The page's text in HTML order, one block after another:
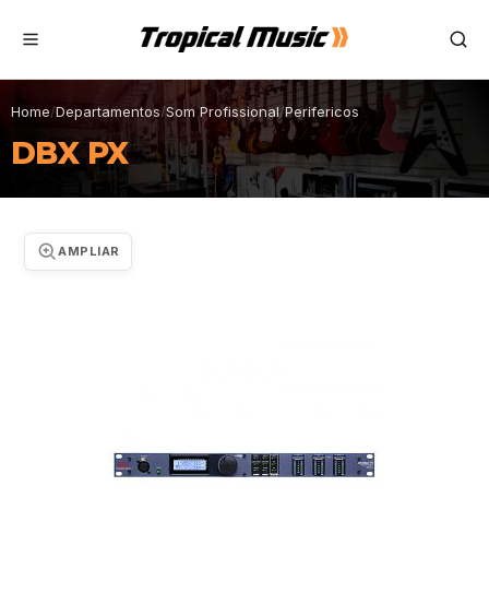
Home/Departamentos/Som Profissional/Perifericos
DBX PX
AMPLIAR